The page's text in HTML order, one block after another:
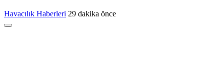
Havacılık Haberleri 29 dakika önce